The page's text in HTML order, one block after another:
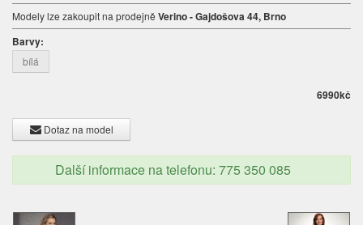
Modely lze zakoupit na prodejně Verino - Gajdošova 44, Brno
Barvy:
bílá
6990kč
Dotaz na model
Další informace na telefonu: 775 350 085